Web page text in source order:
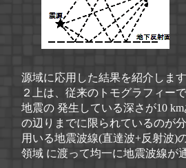
源域に応用した結果を紹介しま
２上は、従来のトモグラフィー
地震の 発生している深さが10
の辺りまでに限られているのが
用いる地震波線(直達波+反射波)
領域 に渡って均一に地震波線が